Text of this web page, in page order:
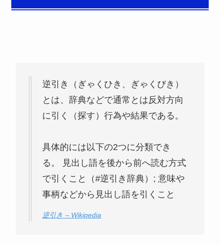
逆引き（ぎゃくひき、ぎゃくびき）
とは、辞典などで通常とは反対方向
に引く（探す）行為や結果である。
具体的には以下の2つに分類でき
る。 見出し語を後から前へ読む方式
で引くこと（#逆引き辞典）; 意味や
事柄などから見出し語を引くこと
逆引き – Wikipedia